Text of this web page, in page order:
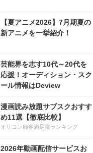
【夏アニメ2026】7月期夏の
新アニメを一挙紹介！
芸能界を志す10代～20代を
応援！オーディション・スク
ール情報はDeview
漫画読み放題サブスクおすす
め11選【徹底比較】
オリコン顧客満足度ランキング
2026年動画配信サービスお